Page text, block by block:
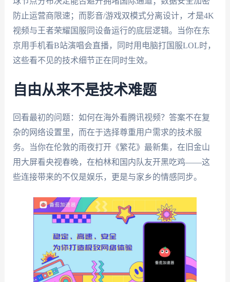
防止运营商限速；而影音/游戏双模式分离设计，才是4K
视频与王者荣耀国服同设备运行的底层逻辑。当你在东
京用手机看B站演唱会直播，同时用电脑打国服LOL时，
这些看不见的技术细节正在同时生效。
自由从来不是技术难题
回看最初的问题：如何在海外看腾讯视频？答案不在复
杂的网络设置里，而在于选择尊重用户需求的技术服
务。当你在伦敦的雨夜打开《繁花》最新集，在旧金山
用大屏看央视春晚，在柏林和国内队友开黑吃鸡——这
些连接带来的不仅是娱乐，更是与家乡的情感同步。